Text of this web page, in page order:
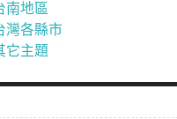
南地區
灣各縣市
它主題